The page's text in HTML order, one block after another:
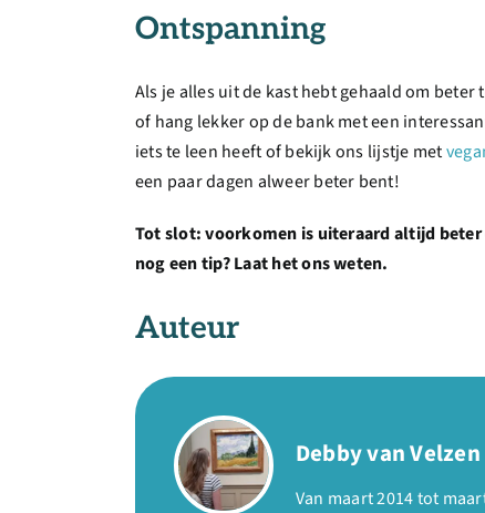
Ontspanning
Als je alles uit de kast hebt gehaald om
of hang lekker op de bank met een
iets te leen heeft of bekijk ons lijstje met
een paar dagen alweer beter bent!
Tot slot: voorkomen is uiteraard altijd beter
nog een tip? Laat het ons weten.
Auteur
Debby van Velzen
Van maart 2014 tot